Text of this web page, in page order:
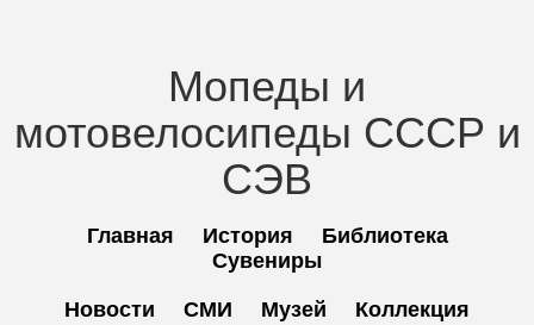
Мопеды и
мотовелосипеды СССР и
СЭВ
Главная История
Библиотека
Сувениры
Новости
СМИ Музей Коллекция